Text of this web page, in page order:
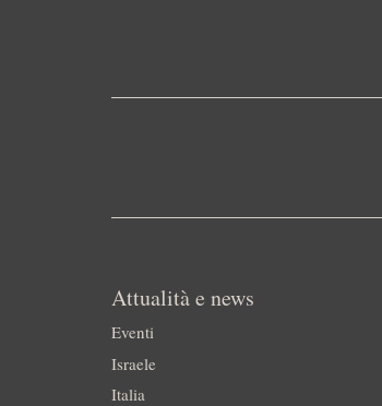
Attualità e news
Eventi
Israele
Italia